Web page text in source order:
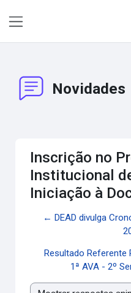
Novidades
Inscrição no
Institucional
Iniciação à
← DEAD divulga
Resultado Referente
1ª AVA - 2º